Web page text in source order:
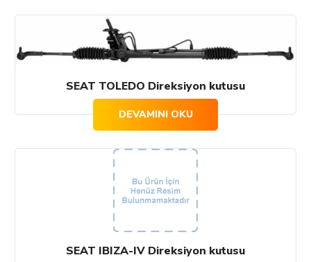
SEAT TOLEDO Direksiyon kutusu
DEVAMINI OKU
SEAT IBIZA-IV Direksiyon kutusu